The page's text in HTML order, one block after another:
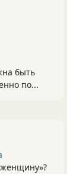
быть
по...
?